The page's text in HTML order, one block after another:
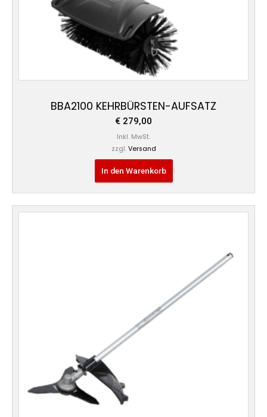
BBA2100 KEHRBÜRSTEN-AUFSATZ
€ 279,00
Inkl. MwSt.
zzgl. Versand
In den Warenkorb